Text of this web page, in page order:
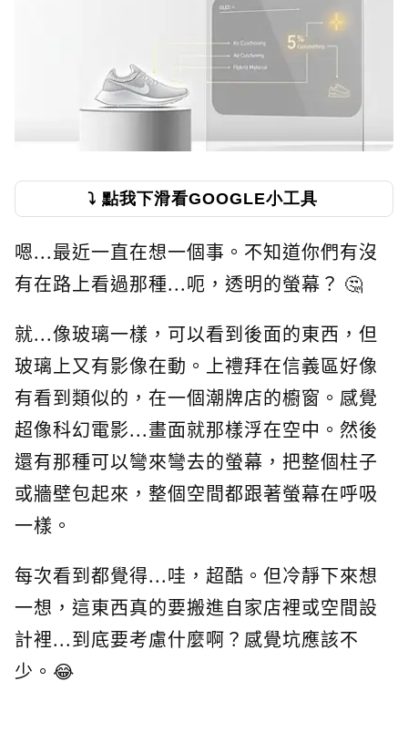
⤵️ 點我下滑看GOOGLE小工具
嗯...最近一直在想一個事。不知道你們有沒
有在路上看過那種...呃，透明的螢幕？ 🤔
就...像玻璃一樣，可以看到後面的東西，但
玻璃上又有影像在動。上禮拜在信義區好像
有看到類似的，在一個潮牌店的櫥窗。感覺
超像科幻電影...畫面就那樣浮在空中。然後
還有那種可以彎來彎去的螢幕，把整個柱子
或牆壁包起來，整個空間都跟著螢幕在呼吸
一樣。
每次看到都覺得...哇，超酷。但冷靜下來想
一想，這東西真的要搬進自家店裡或空間設
計裡...到底要考慮什麼啊？感覺坑應該不
少。😂